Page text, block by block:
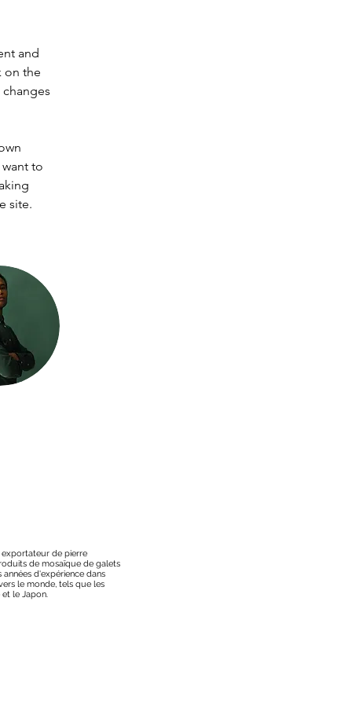
and
on the
to
site.
exportateur de pierre
de mosaïque de galets
d'expérience dans
le monde, tels que les
et le Japon.